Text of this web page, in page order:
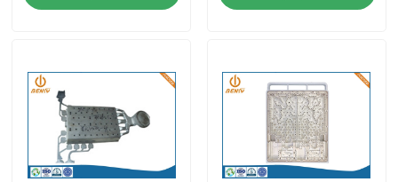
পণ্য
আমাদের সম্পর্কে